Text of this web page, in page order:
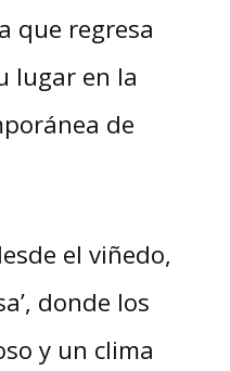
que regresa
lugar en la
de
el viñedo,
donde los
y un clima